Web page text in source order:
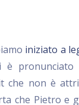
iniziato a
è
che non è
che Pietro e